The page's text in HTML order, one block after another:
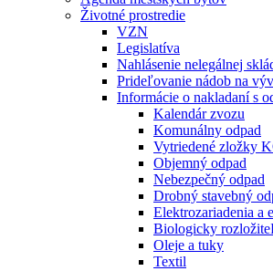
Životné prostredie
VZN
Legislatíva
Nahlásenie nelegálnej
Prideľovanie nádob na
Informácie o nakladaní s
Kalendár zvozu
Komunálny odpad
Vytriedené zložky
Objemný odpad
Nebezpečný odpad
Drobný stavebný
Elektrozariadenia a
Biologicky
Oleje a tuky
Textil